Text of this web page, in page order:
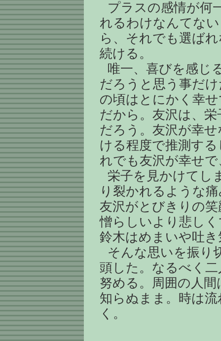
プラスの感情が何
れるわけなんてな
ら、それでも選ば
続ける。
唯一、喜びを感じ
だろうと思う事だ
の頃はとにかく幸
だから。友沢は、
だろう。友沢が幸
ける程度で推測す
れでも友沢が幸せ
栄子を見かけてし
り裂かれるような
友沢がとびきりの
憎らしいより悲し
鈴木はめまいや吐
そんな思いを振り
頭した。なるべく
努める。周囲の人
知らぬまま。時は
く。